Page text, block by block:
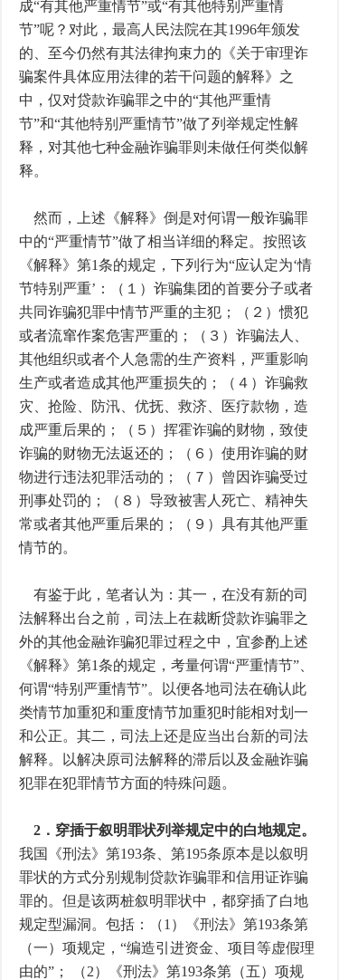
成“有其他严重情节”或“有其他特别严重情
节”呢？对此，最高人民法院在其1996年颁发
的、至今仍然有其法律拘束力的《关于审理诈
骗案件具体应用法律的若干问题的解释》之
中，仅对贷款诈骗罪之中的“其他严重情
节”和“其他特别严重情节”做了列举规定性解
释，对其他七种金融诈骗罪则未做任何类似解
释。
然而，上述《解释》倒是对何谓一般诈骗罪
中的“严重情节”做了相当详细的释定。按照该
《解释》第1条的规定，下列行为“应认定为‘情
节特别严重’：（１）诈骗集团的首要分子或者
共同诈骗犯罪中情节严重的主犯；（２）惯犯
或者流窜作案危害严重的；（３）诈骗法人、
其他组织或者个人急需的生产资料，严重影响
生产或者造成其他严重损失的；（４）诈骗救
灾、抢险、防汛、优抚、救济、医疗款物，造
成严重后果的；（５）挥霍诈骗的财物，致使
诈骗的财物无法返还的；（６）使用诈骗的财
物进行违法犯罪活动的；（７）曾因诈骗受过
刑事处罚的；（８）导致被害人死亡、精神失
常或者其他严重后果的；（９）具有其他严重
情节的。
有鉴于此，笔者认为：其一，在没有新的司
法解释出台之前，司法上在裁断贷款诈骗罪之
外的其他金融诈骗犯罪过程之中，宜参酌上述
《解释》第1条的规定，考量何谓“严重情节”、
何谓“特别严重情节”。以便各地司法在确认此
类情节加重犯和重度情节加重犯时能相对划一
和公正。其二，司法上还是应当出台新的司法
解释。以解决原司法解释的滞后以及金融诈骗
犯罪在犯罪情节方面的特殊问题。
2．穿插于叙明罪状列举规定中的白地规定。
我国《刑法》第193条、第195条原本是以叙明
罪状的方式分别规制贷款诈骗罪和信用证诈骗
罪的。但是该两桩叙明罪状中，都穿插了白地
规定型漏洞。包括：（1）《刑法》第193条第
（一）项规定，“编造引进资金、项目等虚假理
由的”； （2）《刑法》第193条第（五）项规